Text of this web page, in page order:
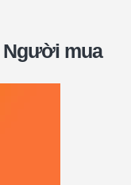
Người mua